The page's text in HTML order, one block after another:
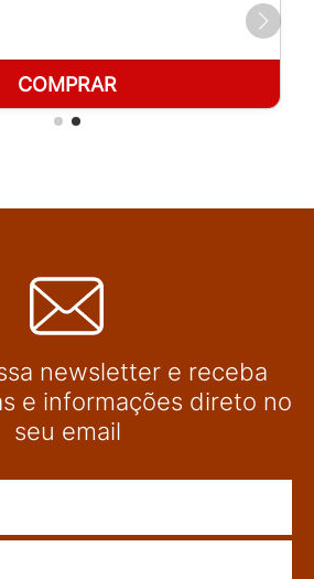
COMPRAR
newsletter e receba
e informações direto no
seu email